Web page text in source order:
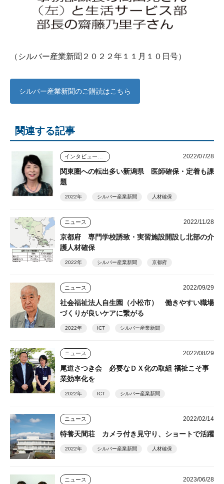
（シルバー産業新聞２０２２年１１月１０日号）
シルバー産業新聞のご購読はこちら
関連する記事
2022/07/28
関東圏への転出多い新潟県 医師確保・定着も課
題
2022年 シルバー産業新聞 人材確保
ニュース 2022/11/28
京都府 専門学校誘致・実習施設開設し北部の介
護人材確保
2022年 シルバー産業新聞 京都府
ニュース 2022/09/29
社会福祉法人自生園（小松市） 働きやすい職場
づくりが良いケアに繋がる
2022年 ICT シルバー産業新聞
ニュース 2022/08/29
尾道さつき会 必要なＤＸ化の取組 福祉こそ事
業効率化を
2022年 ICT シルバー産業新聞
ニュース 2022/02/14
特養天間荘 カメラ付き見守り、ショートで活躍
2022年 シルバー産業新聞 人材確保
ニュース 2023/06/28